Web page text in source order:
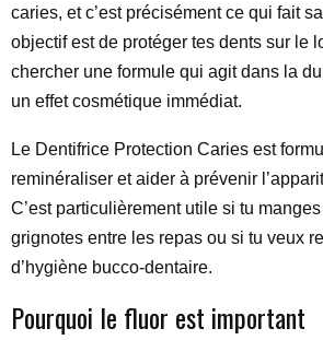
caries, et c’est précisément ce qui fait
objectif est de protéger tes dents sur le
chercher une formule qui agit dans la
un effet cosmétique immédiat.
Le Dentifrice Protection Caries est
reminéraliser et aider à prévenir
C’est particulièrement utile si tu
grignotes entre les repas ou si tu veux
d’hygiène bucco-dentaire.
Pourquoi le fluor est important